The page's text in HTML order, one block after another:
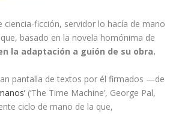
ficción, servidor lo hacía de mano
que, basado en la novela homónima de
la adaptación a guión de su obra.
pantalla de textos por él firmados —de
(‘The Time Machine’, George Pal,
ciclo de mano de la que,